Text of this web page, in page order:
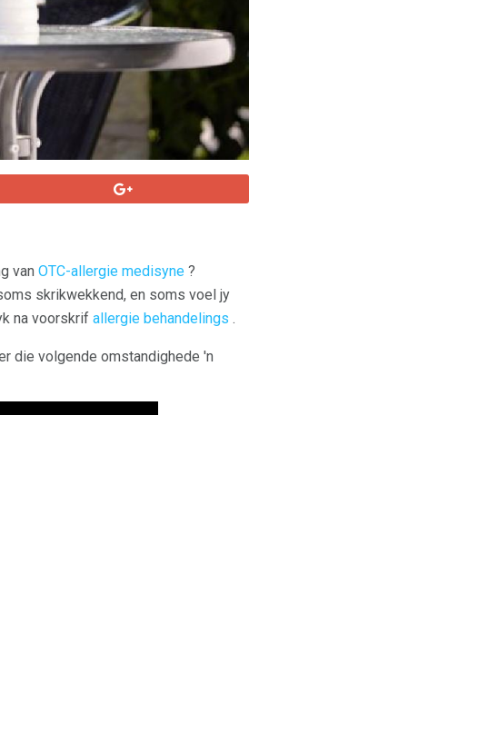
van OTC-allergie medisyne ?
skrikwekkend, en soms voel jy
na voorskrif allergie behandelings .
die volgende omstandighede 'n